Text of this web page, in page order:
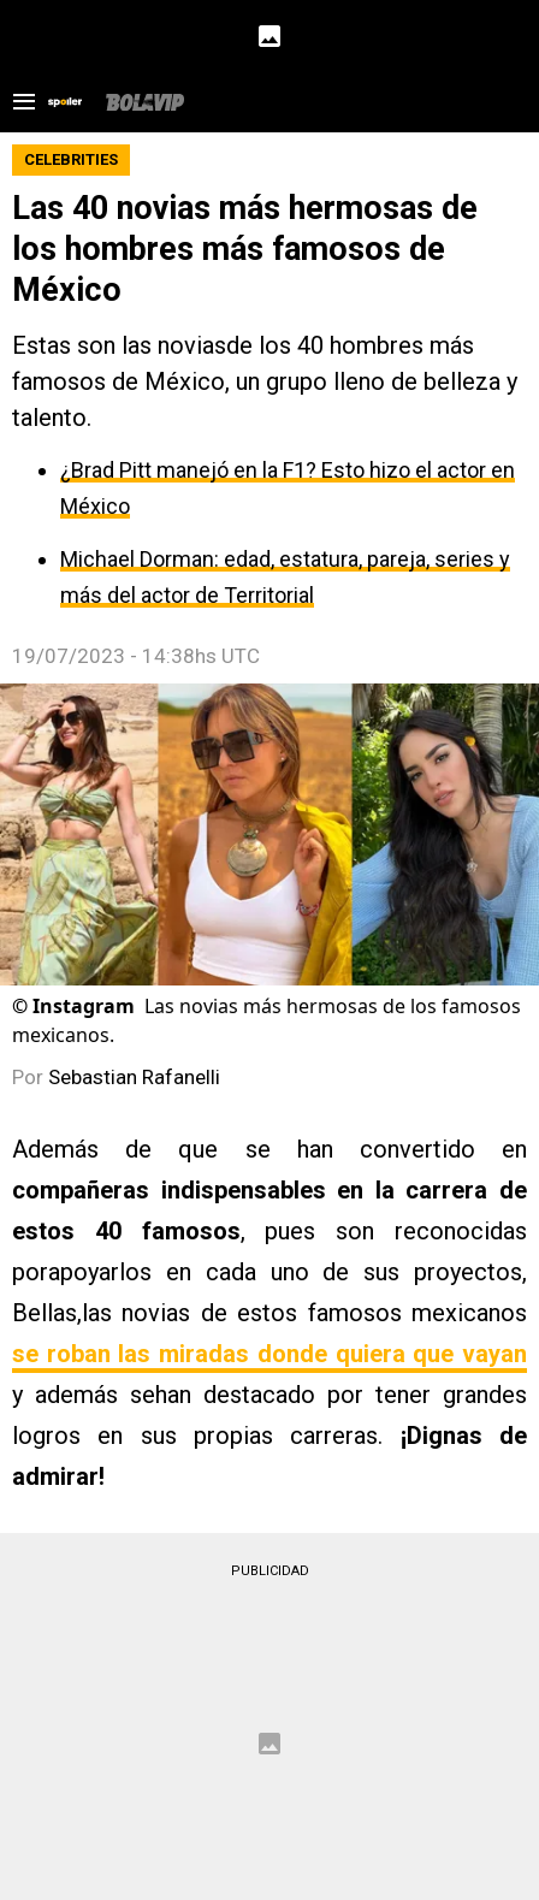
CELEBRITIES
Las 40 novias más hermosas de
los hombres más famosos de
México
Estas son las noviasde los 40 hombres más
famosos de México, un grupo lleno de belleza y
talento.
¿Brad Pitt manejó en la F1? Esto hizo el actor en
México
Michael Dorman: edad, estatura, pareja, series y
más del actor de Territorial
19/07/2023 - 14:38hs UTC
©Instagram Las novias más hermosas de los famosos
mexicanos.
Por Sebastian Rafanelli
Además de que se han convertido en
compañeras indispensables en la carrera de
estos 40 famosos, pues son reconocidas
porapoyarlos en cada uno de sus proyectos,
Bellas,las novias de estos famosos mexicanos
se roban las miradas donde quiera que vayan
y además sehan destacado por tener grandes
logros en sus propias carreras. ¡Dignas de
admirar!
PUBLICIDAD